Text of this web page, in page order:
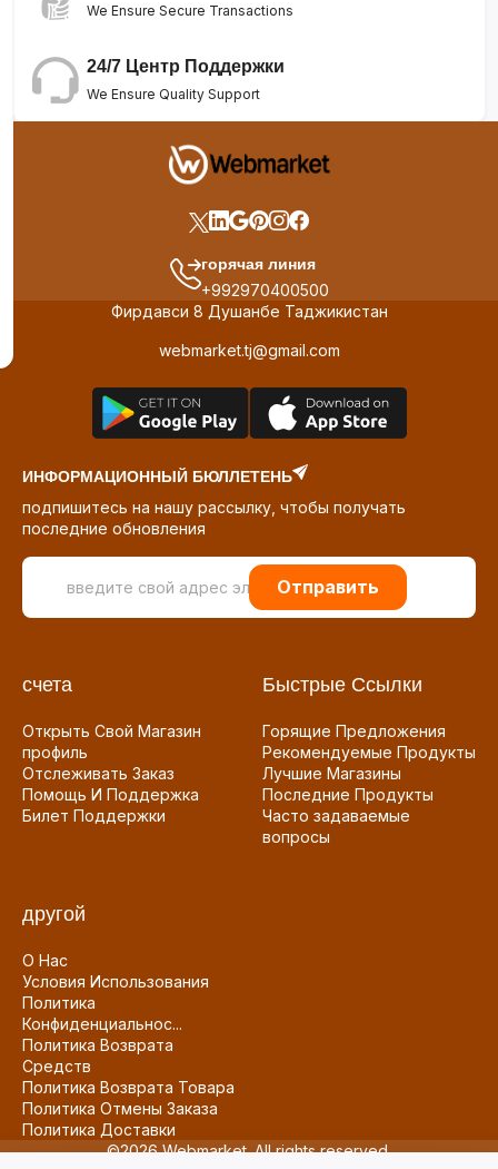
We Ensure Secure Transactions
24/7 Центр Поддержки
We Ensure Quality Support
горячая линия
+992970400500
Фирдавси 8 Душанбе Таджикистан
webmarket.tj@gmail.com
ИНФОРМАЦИОННЫЙ БЮЛЛЕТЕНЬ
подпишитесь на нашу рассылку, чтобы получать
последние обновления
Отправить
счета
Открыть Свой Магазин
профиль
Отслеживать Заказ
Помощь И Поддержка
Билет Поддержки
Быстрые Ссылки
Горящие Предложения
Рекомендуемые Продукты
Лучшие Магазины
Последние Продукты
Часто задаваемые
вопросы
другой
О Нас
Условия Использования
Политика
Конфиденциальнос...
Политика Возврата
Средств
Политика Возврата Товара
Политика Отмены Заказа
Политика Доставки
©2026 Webmarket. All rights reserved.